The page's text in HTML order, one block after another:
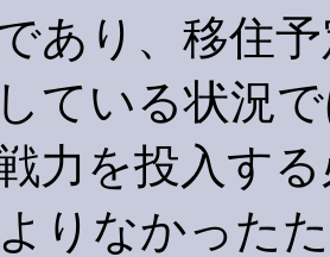
あり、移住
ている状況
力を投入す
りなかった